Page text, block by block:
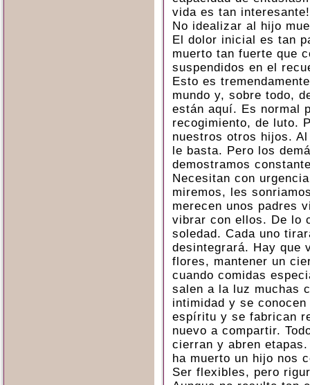
vida es tan interesante!
No idealizar al hijo
El dolor inicial es tan
muerto tan fuerte que
suspendidos en el
Esto es
mundo y, sobre todo,
están aquí. Es normal
recogimiento, de luto.
nuestros otros hijos.
le basta. Pero los
demostramos
Necesitan con
miremos, les
merecen unos padres
vibrar con ellos. De lo
soledad. Cada uno
desintegrará. Hay que
flores, mantener un
cuando comidas
salen a la luz muchas
intimidad y se
espíritu y se fabrican
nuevo a compartir.
cierran y abren
ha muerto un hijo nos
Ser flexibles, pero